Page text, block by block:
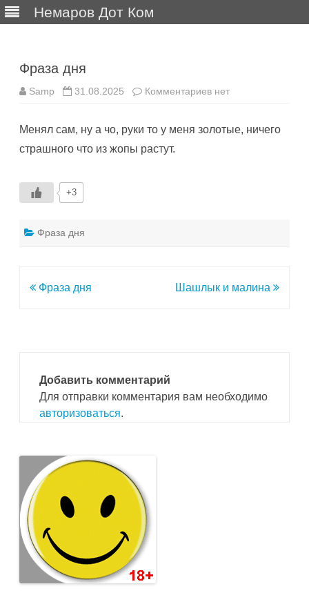
Немаров Дот Ком
Фраза дня
Samp 31.08.2025 Комментариевк нет
Менял сам, ну а чо, руки то у меня золотые, ничего
страшного что из жопы растут.
+3
Фраза дня
Навигация
Фраза дня Шашлык и малина
Добавить комментарий
Для отправки комментария вам необходимо
авторизоваться.